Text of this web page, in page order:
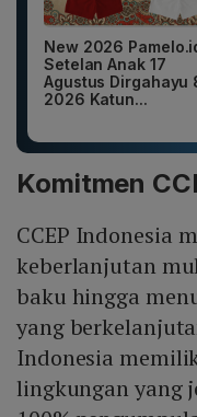
New 2026
Setelan Anak 17
Agustus Dirgahayu
2026 Katun...
Komitmen
CCEP Indonesia
keberlanjutan
baku hingga
yang
Indonesia
lingkungan yang